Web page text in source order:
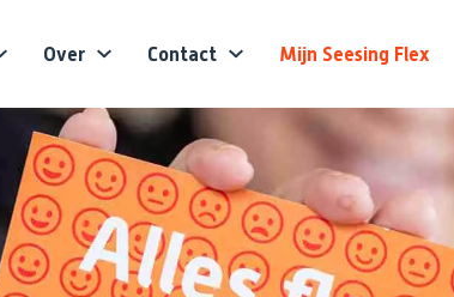
Over Contact Mijn Seesing Flex